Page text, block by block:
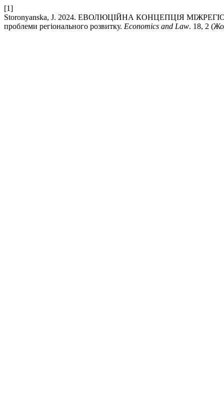
[1]
Storonyanska, J. 2024. ЕВОЛЮЦІЙНА КОНЦЕПЦІЯ
проблеми регіонального розвитку. Economics and Law. 18, 2